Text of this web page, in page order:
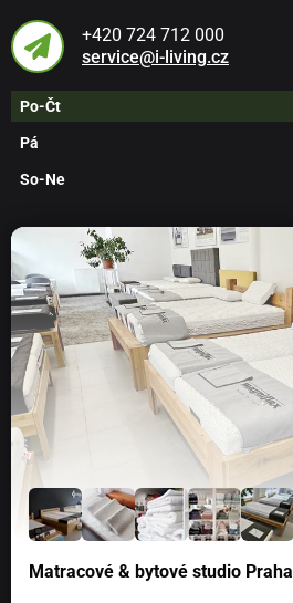
+420 724 712 000
service@i-living.cz
Po-Čt
Pá
So-Ne
Matracové & bytové studio Praha